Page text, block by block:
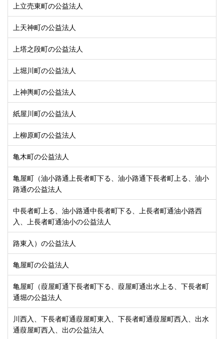
上立売東町の公益法人
上天神町の公益法人
上塔之段町の公益法人
上堀川町の公益法人
上神輿町の公益法人
紙屋川町の公益法人
上柳原町の公益法人
亀木町の公益法人
亀屋町（油小路通上長者町下る、油小路通下長者町上る、油小
路通の公益法人
中長者町上る、油小路通中長者町下る、上長者町通油小路西
入、上長者町通油小の公益法人
路東入）の公益法人
亀屋町の公益法人
亀屋町（葭屋町通下長者町下る、葭屋町通出水上る、下長者町
通堀の公益法人
川西入、下長者町通葭屋町東入、下長者町通葭屋町西入、出水
通葭屋町西入、出の公益法人